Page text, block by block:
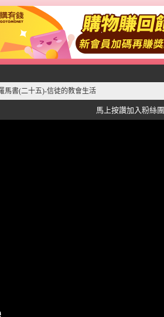
馬書(二十五)-信徒的教會生活
馬上按讚加入粉絲團